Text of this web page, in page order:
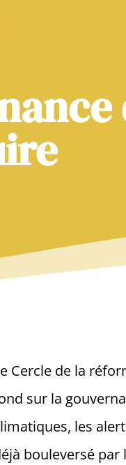
Cercle de la
sur la
les
bouleversé par